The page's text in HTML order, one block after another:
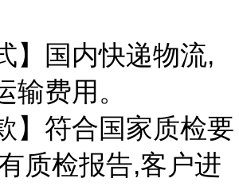
】国内快递物流,
输费用。
】符合国家质检要
质检报告,客户进